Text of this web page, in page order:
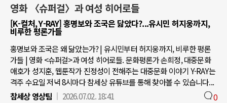
영화 〈슈퍼걸〉과 여성 히어로들
[K-컬처, Y-RAY] 홍명보와 조국은 닮았다?...유시민 허지웅까지,
비루한 평론가들
홍명보와 조국은 왜 닮았는가? | 유시민부터 허지웅까지, 비루한 평론
가들 | 영화 <슈퍼걸>과 여성 히어로들. 문화평론가 손희정, 대중문화
애호가 성지훈, 웹툰작가 진정성이 전해주는 대중문화 이야기 Y-RAY는
격주 수요일 저녁 8시마다 참세상 유튜브를 통해 찾아볼 수 있습니다...
참세상 영상팀
2026.07.02. 18:41 0